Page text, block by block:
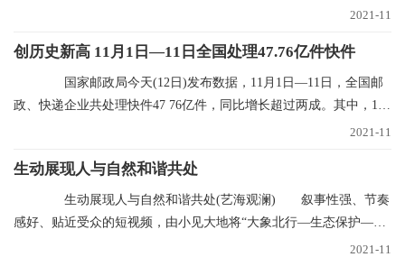
2021-11
创历史新高 11月1日—11日全国处理47.76亿件快件
国家邮政局今天(12日)发布数据，11月1日—11日，全国邮
政、快递企业共处理快件47 76亿件，同比增长超过两成。其中，11
2021-11
生动展现人与自然和谐共处
生动展现人与自然和谐共处(艺海观澜) 叙事性强、节奏
感好、贴近受众的短视频，由小见大地将“大象北行—生态保护—文
2021-11